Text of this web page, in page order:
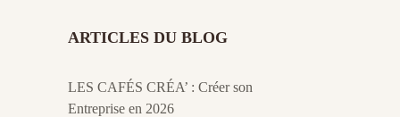
ARTICLES DU BLOG
LES CAFÉS CRÉA’ : Créer son
Entreprise en 2026